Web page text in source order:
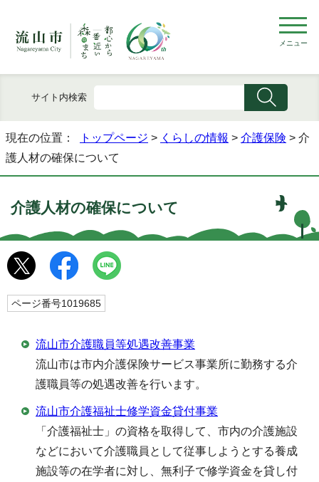
メニュー
サイト内検索
現在の位置： トップページ > くらしの情報 > 介護保険 > 介
護人材の確保について
介護人材の確保について
ページ番号1019685
流山市介護職員等処遇改善事業
流山市は市内介護保険サービス事業所に勤務する介
護職員等の処遇改善を行います。
流山市介護福祉士修学資金貸付事業
「介護福祉士」の資格を取得して、市内の介護施設
などにおいて介護職員として従事しようとする養成
施設等の在学者に対し、無利子で修学資金を貸し付